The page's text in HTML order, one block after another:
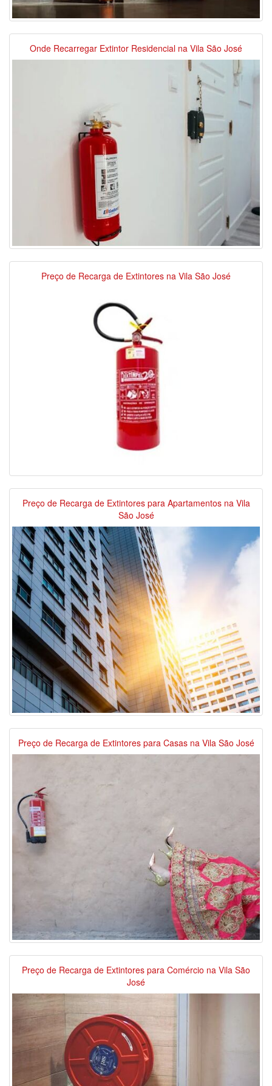
Onde Recarregar Extintor Residencial na Vila São José
Preço de Recarga de Extintores na Vila São José
Preço de Recarga de Extintores para Apartamentos na Vila
São José
Preço de Recarga de Extintores para Casas na Vila São José
Preço de Recarga de Extintores para Comércio na Vila São
José